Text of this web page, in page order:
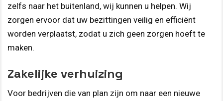
zelfs naar het buitenland, wij kunnen u helpen. Wij
zorgen ervoor dat uw bezittingen veilig en efficiënt
worden verplaatst, zodat u zich geen zorgen hoeft te
maken.
Zakelijke verhuizing
Voor bedrijven die van plan zijn om naar een nieuwe